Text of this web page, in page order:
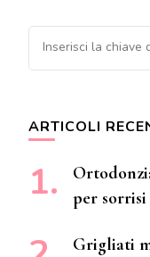
Cerchi qualcosa?
ARTICOLI
per
Grigliati